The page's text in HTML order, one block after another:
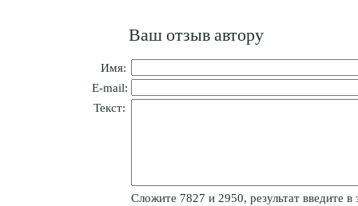
Ваш отзыв автору
Имя:
E-mail:
Текст:
Cлoжитe 7827 и 2950, результат введите в